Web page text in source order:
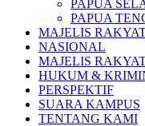
PAPUA
PAPUA
MAJELIS
NASIONAL
MAJELIS
HUKUM &
PERSPEKTIF
SUARA KAMPUS
TENTANG KAMI